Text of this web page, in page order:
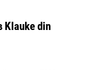
Klauke din